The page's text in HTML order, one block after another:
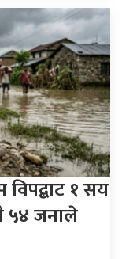
१ सय
५४ जनाले